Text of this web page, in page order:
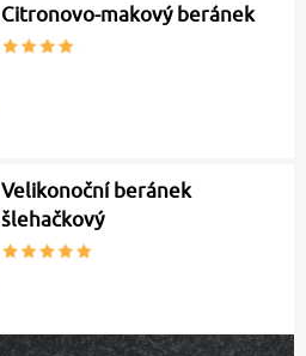
Citronovo-makový beránek
Velikonoční beránek
šlehačkový